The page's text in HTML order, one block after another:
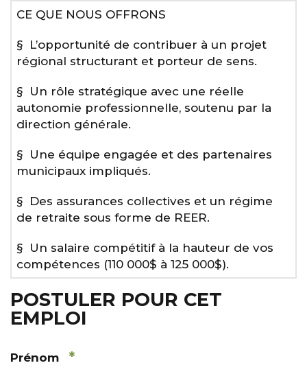
CE QUE NOUS OFFRONS
§ L’opportunité de contribuer à un projet
régional structurant et porteur de sens.
§ Un rôle stratégique avec une réelle
autonomie professionnelle, soutenu par la
direction générale.
§ Une équipe engagée et des partenaires
municipaux impliqués.
§ Des assurances collectives et un régime
de retraite sous forme de REER.
§ Un salaire compétitif à la hauteur de vos
compétences (110 000$ à 125 000$).
POSTULER POUR CET
EMPLOI
Prénom *